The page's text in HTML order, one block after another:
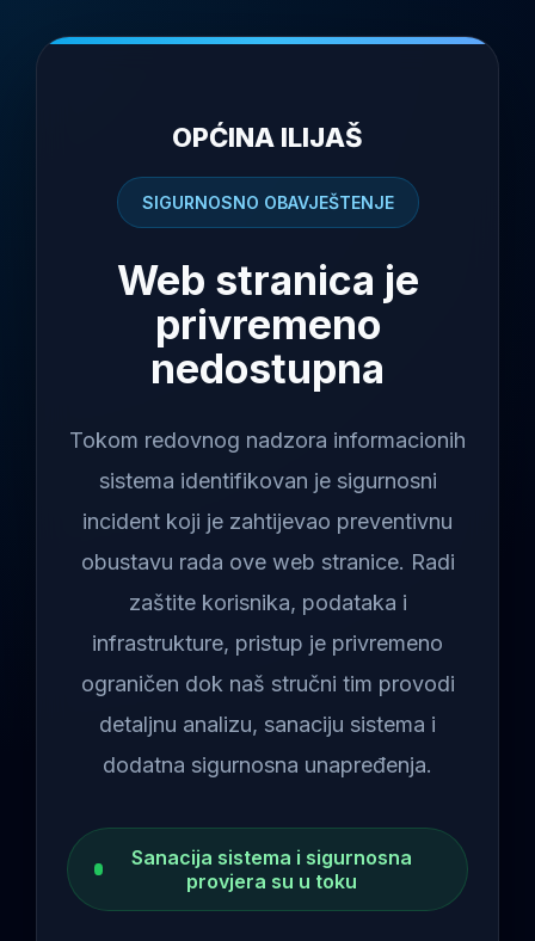
OPĆINA ILIJAŠ
SIGURNOSNO OBAVJEŠTENJE
Web stranica je
privremeno
nedostupna
Tokom redovnog nadzora informacionih
sistema identifikovan je sigurnosni
incident koji je zahtijevao preventivnu
obustavu rada ove web stranice. Radi
zaštite korisnika, podataka i
infrastrukture, pristup je privremeno
ograničen dok naš stručni tim provodi
detaljnu analizu, sanaciju sistema i
dodatna sigurnosna unapređenja.
Sanacija sistema i sigurnosna
provjera su u toku